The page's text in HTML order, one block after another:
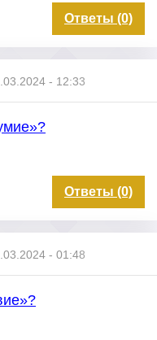
Ответы (0)
- 12:33
Ответы (0)
- 01:48